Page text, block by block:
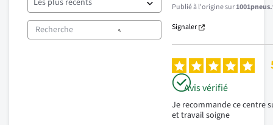
Publié à l'origine sur
Signaler
Avis vérifié
Je recommande ce centre
et travail soigne